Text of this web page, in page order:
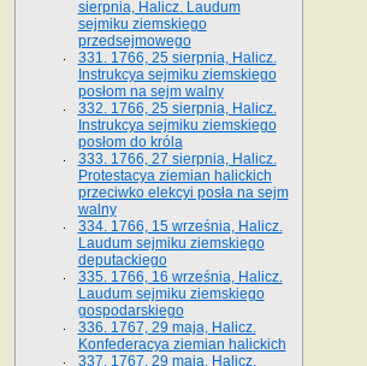
sierpnia, Halicz. Laudum
sejmiku ziemskiego
przedsejmowego
331. 1766, 25 sierpnia, Halicz.
Instrukcya sejmiku ziemskiego
posłom na sejm walny
332. 1766, 25 sierpnia, Halicz.
Instrukcya sejmiku ziemskiego
posłom do króla
333. 1766, 27 sierpnia, Halicz.
Protestacya ziemian halickich
przeciwko elekcyi posła na sejm
walny
334. 1766, 15 września, Halicz.
Laudum sejmiku ziemskiego
deputackiego
335. 1766, 16 września, Halicz.
Laudum sejmiku ziemskiego
gospodarskiego
336. 1767, 29 maja, Halicz.
Konfederacya ziemian halickich
337. 1767, 29 maja, Halicz.